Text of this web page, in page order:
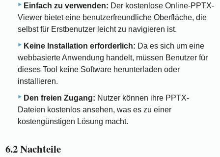
Einfach zu verwenden: Der kostenlose Online-PPTX-
Viewer bietet eine benutzerfreundliche Oberfläche, die
selbst für Erstbenutzer leicht zu navigieren ist.
Keine Installation erforderlich: Da es sich um eine
webbasierte Anwendung handelt, müssen Benutzer für
dieses Tool keine Software herunterladen oder
installieren.
Den freien Zugang: Nutzer können ihre PPTX-
Dateien kostenlos ansehen, was es zu einer
kostengünstigen Lösung macht.
6.2 Nachteile